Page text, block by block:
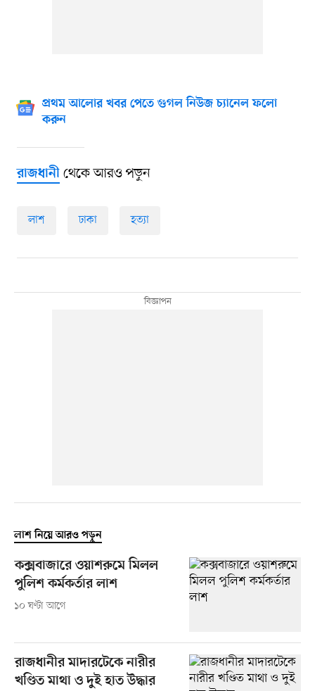
প্রথম আলোর খবর পেতে গুগল নিউজ চ্যানেল ফলো
করুন
রাজধানীথেকে আরও পড়ুন
লাশ ঢাকা হত্যা
লাশ নিয়ে আরও পড়ুন
কক্সবাজারে ওয়াশরুমে মিলল
পুলিশ কর্মকর্তার লাশ
১০ ঘণ্টা আগে
রাজধানীর মাদারটেকে নারীর
খণ্ডিত মাথা ও দুই হাত উদ্ধার